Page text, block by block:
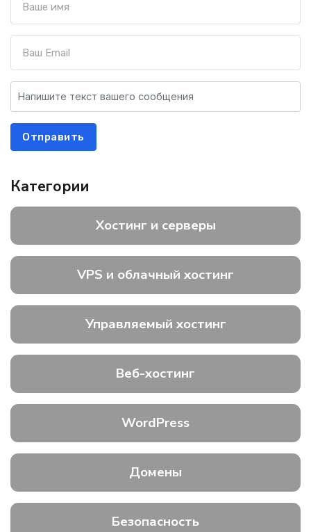
Отправить
Категории
Хостинг и серверы
VPS и облачный хостинг
Управляемый хостинг
Веб-хостинг
WordPress
Домены
Безопасность